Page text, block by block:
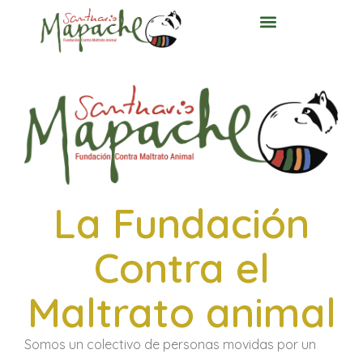
La Fundación
Contra el
Maltrato animal
Somos un colectivo de personas movidas por un